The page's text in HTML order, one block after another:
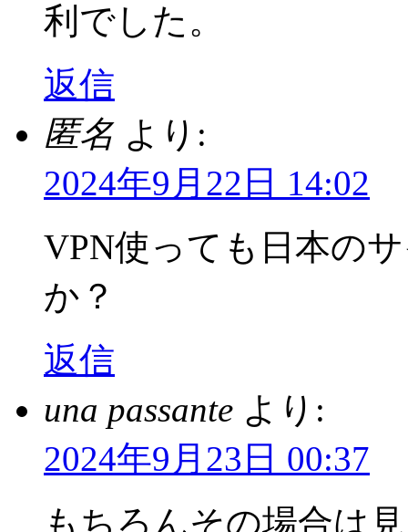
利でした。
返信
匿名 より:
2024年9月22日 14:02
VPN使っても日本の
か？
返信
una passante より:
2024年9月23日 00:37
もちろんその場合は